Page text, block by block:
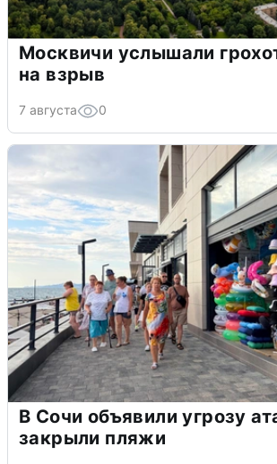
Москвичи услышали
на взрыв
7 августа 0
В Сочи объявили угрозу
закрыли пляжи